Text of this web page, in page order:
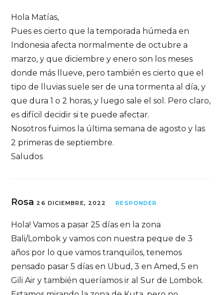
Hola Matías,
Pues es cierto que la temporada húmeda en
Indonesia afecta normalmente de octubre a
marzo, y que diciembre y enero son los meses
donde más llueve, pero también es cierto que el
tipo de lluvias suele ser de una tormenta al día, y
que dura 1 o 2 horas, y luego sale el sol. Pero claro,
es difícil decidir si te puede afectar.
Nosotros fuimos la última semana de agosto y las
2 primeras de septiembre.
Saludos
Rosa 26 DICIEMBRE, 2022 RESPONDER
Hola! Vamos a pasar 25 días en la zona
Bali/Lombok y vamos con nuestra peque de 3
años por lo que vamos tranquilos, tenemos
pensado pasar 5 días en Ubud, 3 en Amed, 5 en
Gili Air y también queríamos ir al Sur de Lombok.